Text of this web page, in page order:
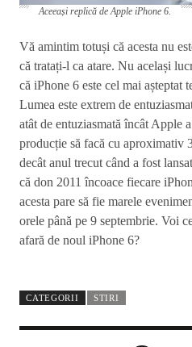
Aceeași replică de Apple iPhone 6.
Vă amintim totuși că acesta nu
că tratați-l ca atare. Nu același
că iPhone 6 este cel mai așteptat
Lumea este extrem de
atât de entuziasmată încât Apple
producție să facă cu aproximativ
decât anul trecut când a fost
că don 2011 încoace fiecare
acesta pare să fie marele
orele până pe 9 septembrie. Voi
afară de noul iPhone 6?
CATEGORII STIRI